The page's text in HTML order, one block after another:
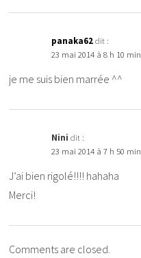
panaka62 dit :
23 mai 2014 à 8 h 10 min
je me suis bien marrée ^^
Nini dit :
23 mai 2014 à 7 h 50 min
J’ai bien rigolé!!!! hahaha
Merci!
Comments are closed.